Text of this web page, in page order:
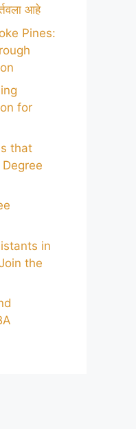
आहे
Pines:
for
that
in
the